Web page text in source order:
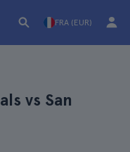
FRA (EUR)
vs San